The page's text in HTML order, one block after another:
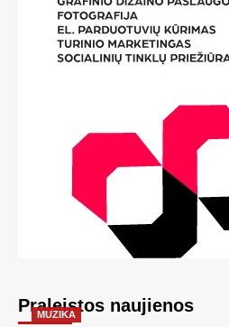
Praleistos naujienos
MUZIKA